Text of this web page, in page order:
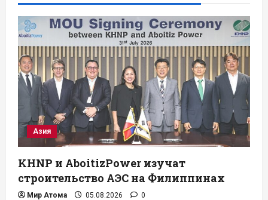
Азия
KHNP и AboitizPower изучат
строительство АЭС на Филиппинах
Мир Атома 05.08.2026 0